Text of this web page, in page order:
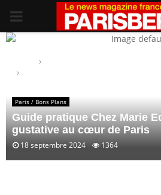
PRIMARY
MENU
Paris / Bons Plans
Guide pratique Chez Marie
gustative au cœur de Paris
18 septembre 2024 1364